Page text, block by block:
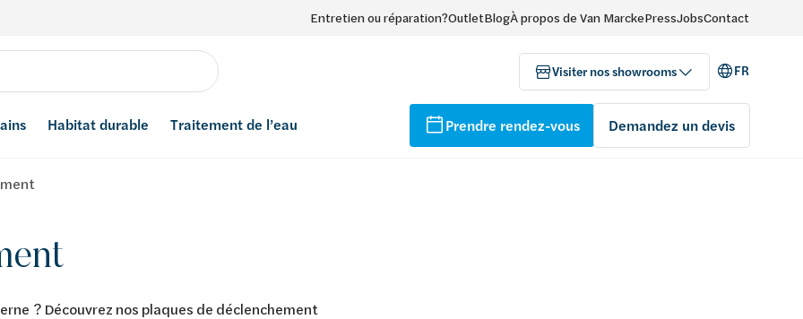
Entretien ou réparation?OutletBlogÀ propos de Van MarckePressJobsContact
Visiter nos showrooms FR
Habitat durable Traitement de l’eau Prendre rendez-vous Demandez un devis
? Découvrez nos plaques de déclenchement